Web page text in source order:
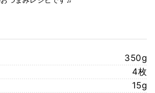
350g
4枚
15g